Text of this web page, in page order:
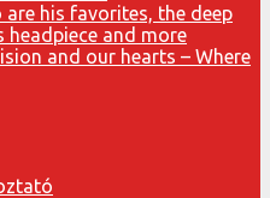
are his favorites, the deep
headpiece and more
and our hearts – Where